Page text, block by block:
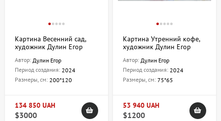
Картина Весенний сад,
художник Дулин Егор
Автор: Дулин Егор
Период создания: 2024
Размеры, см: 200*120
134 850 UAH
$3000
Картина Утренний кофе,
художник Дулин Егор
Автор: Дулин Егор
Период создания: 2024
Размеры, см: 75*65
53 940 UAH
$1200